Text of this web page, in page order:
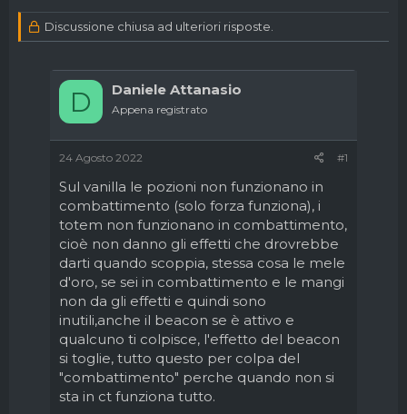
r
a
d
i
n
i
i
Discussione chiusa ad ulteriori risposte.
D Daniele Attanasio
Appena registrato
24 Agosto 2022 #1
Sul vanilla le pozioni non funzionano in
combattimento (solo forza funziona), i
totem non funzionano in combattimento,
cioè non danno gli effetti che drovrebbe
darti quando scoppia, stessa cosa le mele
d'oro, se sei in combattimento e le mangi
non da gli effetti e quindi sono
inutili,anche il beacon se è attivo e
qualcuno ti colpisce, l'effetto del beacon
si toglie, tutto questo per colpa del
"combattimento" perche quando non si
sta in ct funziona tutto.